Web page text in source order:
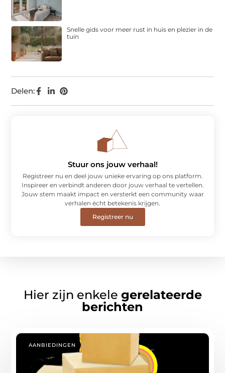
Delen:
Snelle gids voor meer rust in huis en plezier in de
tuin
Stuur ons jouw verhaal!
Registreer nu en deel jouw unieke ervaring op ons platform.
Inspireer en verbindt anderen door jouw verhaal te vertellen.
Jouw stem maakt impact en versterkt een community waar
verhalen écht betekenis krijgen.
Registreer nu
Hier zijn enkele gerelateerde
berichten
AANBIEDINGEN